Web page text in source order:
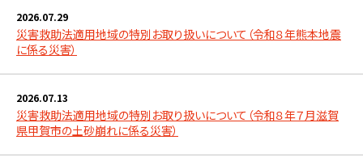
2026.07.29
災害救助法適用地域の特別お取り扱いについて（令和８年熊本地震
に係る災害）
2026.07.13
災害救助法適用地域の特別お取り扱いについて（令和８年７月滋賀
県甲賀市の土砂崩れに係る災害）